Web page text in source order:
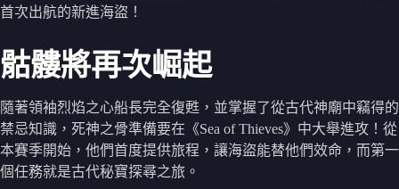
首次出航的新進海盜！
骷髏將再次崛起
隨著領袖烈焰之心船長完全復甦，並掌握了從古代神廟中竊得的
禁忌知識，死神之骨準備要在《Sea of Thieves》中大舉進攻！從
本賽季開始，他們首度提供旅程，讓海盜能替他們效命，而第一
個任務就是古代秘寶探尋之旅。